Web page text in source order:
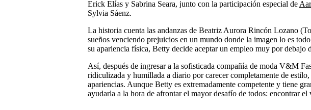
Erick Elías y Sabrina Seara, junto con la participación especial de
Sylvia Sáenz.
La historia cuenta las andanzas de Beatriz Aurora Rincón Lozano
sueños venciendo prejuicios en un mundo donde la imagen lo es
su apariencia física, Betty decide aceptar un empleo muy por debajo
Así, después de ingresar a la sofisticada compañía de moda V&M
ridiculizada y humillada a diario por carecer completamente de
apariencias. Aunque Betty es extremadamente competente y tiene
ayudarla a la hora de afrontar el mayor desafío de todos: encontrar el